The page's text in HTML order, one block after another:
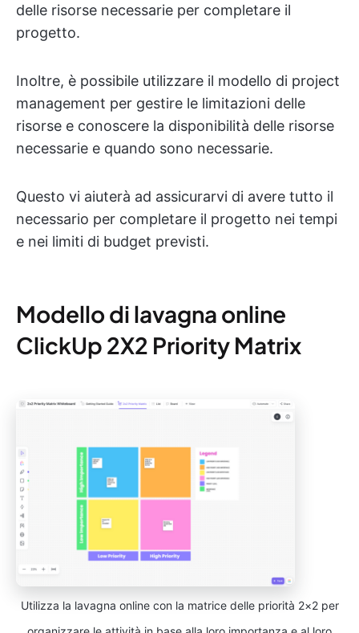
delle risorse necessarie per completare il
progetto.
Inoltre, è possibile utilizzare il modello di project
management per gestire le limitazioni delle
risorse e conoscere la disponibilità delle risorse
necessarie e quando sono necessarie.
Questo vi aiuterà ad assicurarvi di avere tutto il
necessario per completare il progetto nei tempi
e nei limiti di budget previsti.
Modello di lavagna online
ClickUp 2X2 Priority Matrix
Utilizza la lavagna online con la matrice delle priorità 2×2 per